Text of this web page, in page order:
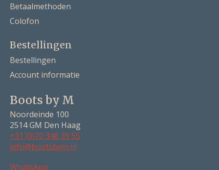
Betaalmethoden
Colofon
Bestellingen
Bestellingen
Account informatie
Boots by M
Noordeinde 100
2514 GM Den Haag
+31 (0)70 346 39 55
info@bootsbym.nl
WhatsApp